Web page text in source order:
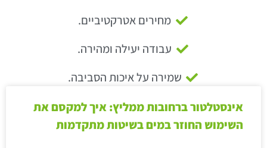
מחירים אטרקטיביים.
עבודה יעילה ומהירה.
שמירה על איכות הסביבה.
אינסטלטור ברחובות ממליץ: איך למקסם את
השימוש החוזר במים בשיטות מתקדמות